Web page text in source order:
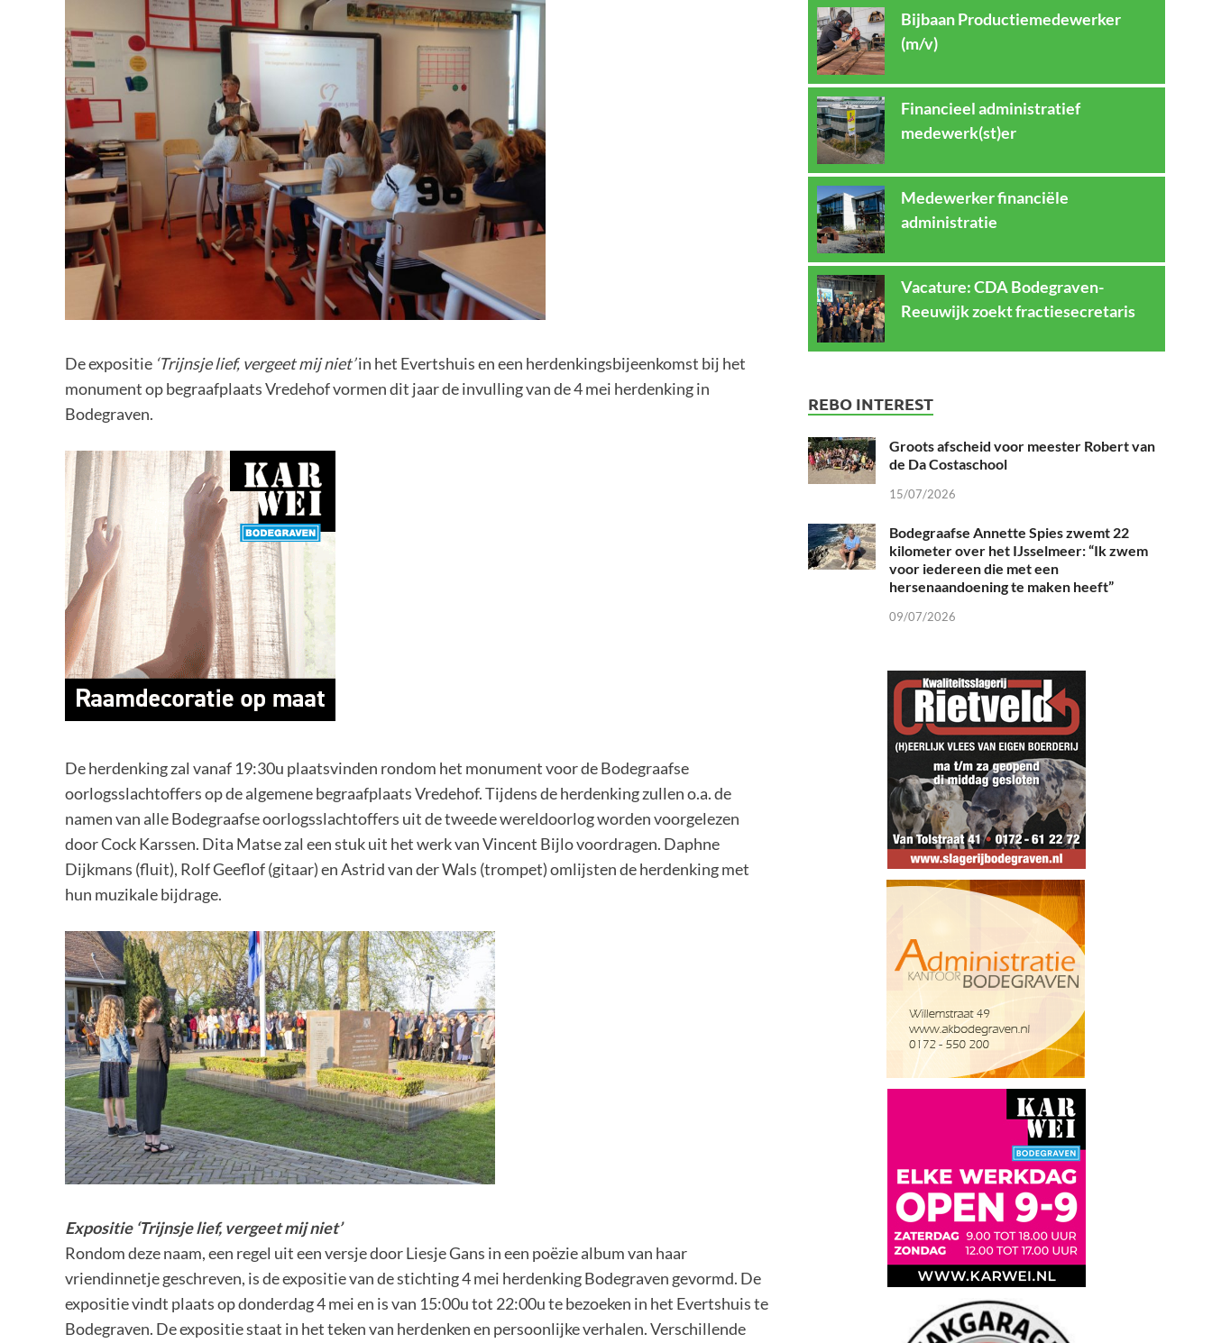
De expositie ‘Trijnsje lief, vergeet mij niet’in het Evertshuis en een herdenkingsbijeenkomst bij het
monument op begraafplaats Vredehof vormen dit jaar de invulling van de 4 mei herdenking in
Bodegraven.
De herdenking zal vanaf 19:30u plaatsvinden rondom het monument voor de Bodegraafse
oorlogsslachtoffers op de algemene begraafplaats Vredehof. Tijdens de herdenking zullen o.a. de
namen van alle Bodegraafse oorlogsslachtoffers uit de tweede wereldoorlog worden voorgelezen
door Cock Karssen. Dita Matse zal een stuk uit het werk van Vincent Bijlo voordragen. Daphne
Dijkmans (fluit), Rolf Geeflof (gitaar) en Astrid van der Wals (trompet) omlijsten de herdenking met
hun muzikale bijdrage.
Expositie ‘Trijnsje lief, vergeet mij niet’
Rondom deze naam, een regel uit een versje door Liesje Gans in een poëzie album van haar
vriendinnetje geschreven, is de expositie van de stichting 4 mei herdenking Bodegraven gevormd. De
expositie vindt plaats op donderdag 4 mei en is van 15:00u tot 22:00u te bezoeken in het Evertshuis te
Bodegraven. De expositie staat in het teken van herdenken en persoonlijke verhalen. Verschillende
Bijbaan Productiemedewerker
(m/v)
Financieel administratief
medewerk(st)er
Medewerker financiële
administratie
Vacature: CDA Bodegraven-
Reeuwijk zoekt fractiesecretaris
REBO INTEREST
Groots afscheid voor meester Robert van
de Da Costaschool
15/07/2026
Bodegraafse Annette Spies zwemt 22
kilometer over het IJsselmeer: “Ik zwem
voor iedereen die met een
hersenaandoening te maken heeft”
09/07/2026